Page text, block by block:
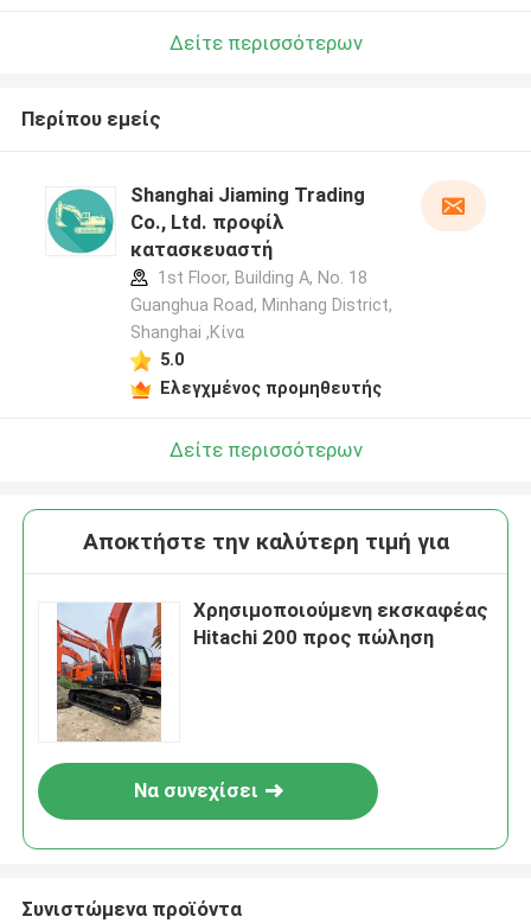
Δείτε περισσότερων
Περίπου εμείς
Shanghai Jiaming Trading
Co., Ltd. προφίλ
κατασκευαστή
1st Floor, Building A, No. 18
Guanghua Road, Minhang District,
Shanghai ,Κίνα
5.0
Ελεγχμένος προμηθευτής
Δείτε περισσότερων
Αποκτήστε την καλύτερη τιμή για
Χρησιμοποιούμενη εκσκαφέας
Hitachi 200 προς πώληση
Να συνεχίσει
Συνιστώμενα προϊόντα